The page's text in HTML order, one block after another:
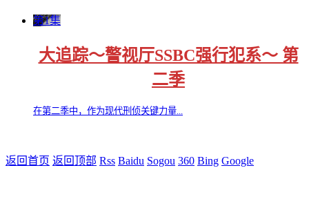
第1集
大追踪〜警视厅SSBC强行犯系〜 第
二季
在第二季中，作为现代刑侦关键力量...
返回首页 返回顶部 Rss Baidu Sogou 360 Bing Google